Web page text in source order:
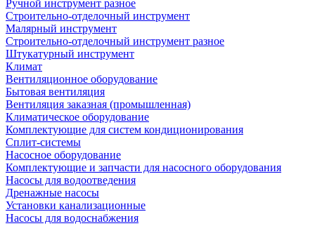
Ручной инструмент разное
Строительно-отделочный инструмент
Малярный инструмент
Строительно-отделочный инструмент разное
Штукатурный инструмент
Климат
Вентиляционное оборудование
Бытовая вентиляция
Вентиляция заказная (промышленная)
Климатическое оборудование
Комплектующие для систем кондиционирования
Сплит-системы
Насосное оборудование
Комплектующие и запчасти для насосного оборудования
Насосы для водоотведения
Дренажные насосы
Установки канализационные
Насосы для водоснабжения